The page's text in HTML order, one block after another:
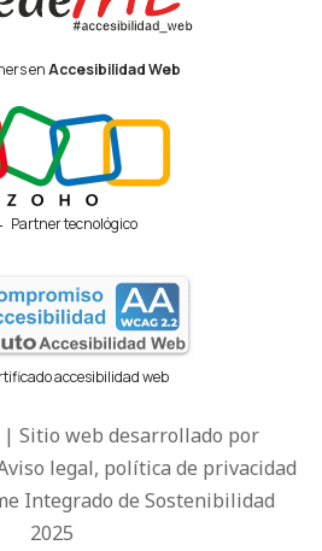
enAccesibilidad Web
Partner tecnológico
accesibilidad web
Sitio web desarrollado por
legal, política de privacidad
Integrado de Sostenibilidad
2025